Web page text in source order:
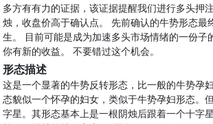
多方有有力的证据，该证据提醒我们进行多头押
烛，收盘价高于确认点。 先前确认的牛势形态最
生。 目前可能是成为加速多头市场情绪的一份子
你有新的收益。 不要错过这个机会。
形态描述
这是一个显著的牛势反转形态，比一般的牛势孕
态貌似一个怀孕的妇女，类似于牛势孕妇形态。
字星。其形态基本上是一根阴烛后跟着一个十字